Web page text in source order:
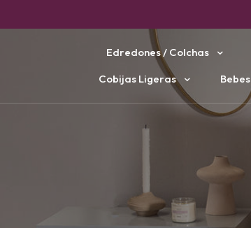
Edredones / Colchas
Cobijas Ligeras
Bebes